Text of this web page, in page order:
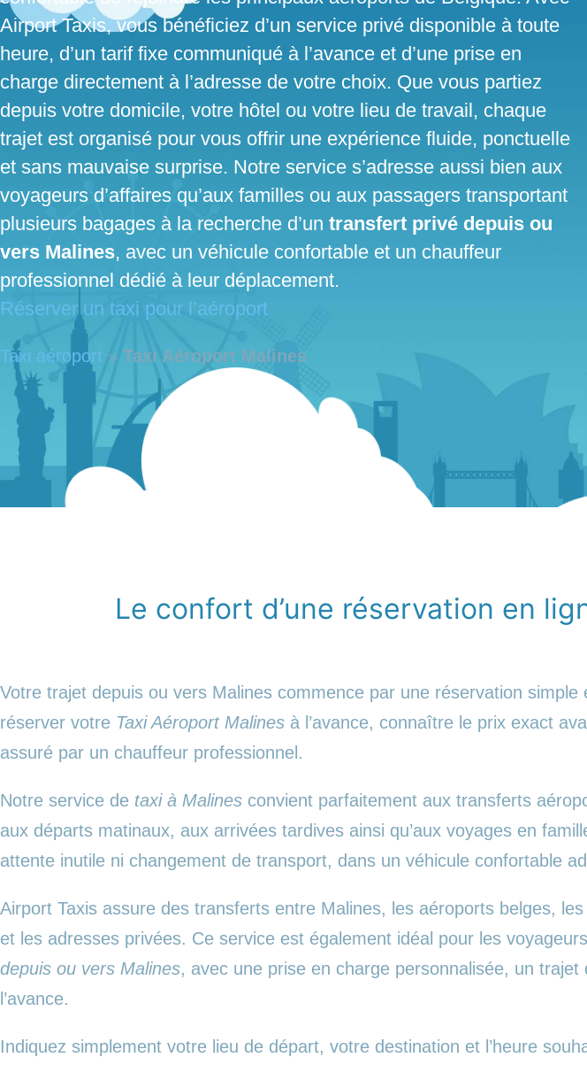
Airport Taxis, vous bénéficiez d’un service privé disponible à toute
heure, d’un tarif fixe communiqué à l’avance et d’une prise en
charge directement à l’adresse de votre choix. Que vous partiez
depuis votre domicile, votre hôtel ou votre lieu de travail, chaque
trajet est organisé pour vous offrir une expérience fluide, ponctuelle
et sans mauvaise surprise. Notre service s’adresse aussi bien aux
voyageurs d’affaires qu’aux familles ou aux passagers transportant
plusieurs bagages à la recherche d’un transfert privé depuis ou
vers Malines, avec un véhicule confortable et un chauffeur
professionnel dédié à leur déplacement.
Réserver un taxi pour l’aéroport
Taxi aéroport » Taxi Aéroport Malines
Le confort d’une réservation en
Votre trajet depuis ou vers Malines commence par une réservation
réserver votre Taxi Aéroport Malines à l’avance, connaître le prix exact
assuré par un chauffeur professionnel.
Notre service de taxi à Malines convient parfaitement aux transferts
aux départs matinaux, aux arrivées tardives ainsi qu’aux voyages en
attente inutile ni changement de transport, dans un véhicule confortable
Airport Taxis assure des transferts entre Malines, les aéroports belges,
et les adresses privées. Ce service est également idéal pour les
depuis ou vers Malines, avec une prise en charge personnalisée, un
l’avance.
Indiquez simplement votre lieu de départ, votre destination et l’heure